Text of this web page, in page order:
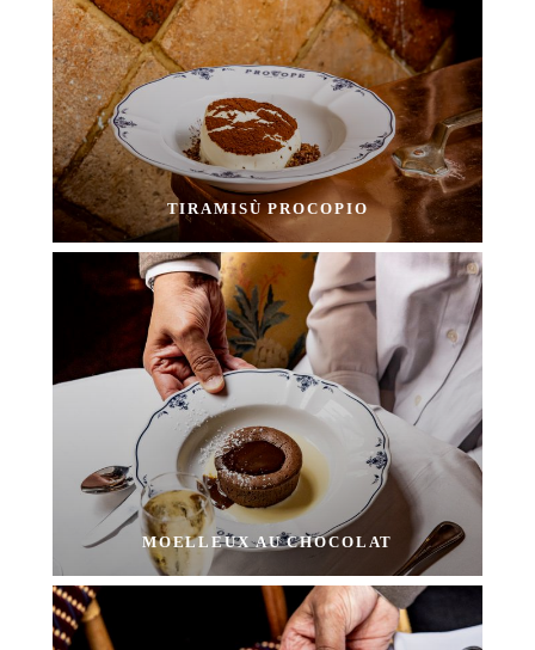
TIRAMISÙ PROCOPIO
MOELLEUX AU CHOCOLAT